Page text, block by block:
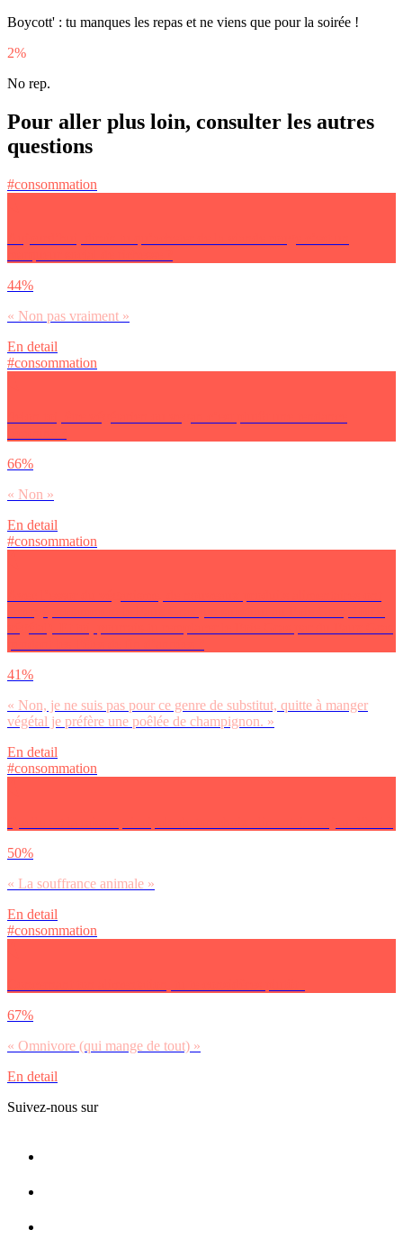
Boycott' : tu manques les repas et ne viens que pour la soirée !
2%
No rep.
Pour aller plus loin, consulter les autres
questions
#consommation
44%
« Non pas vraiment »
En detail
#consommation
66%
« Non »
En detail
#consommation
41%
« Non, je ne suis pas pour ce genre de substitut, quitte à manger
végétal je préfère une poêlée de champignon. »
En detail
#consommation
50%
« La souffrance animale »
En detail
#consommation
67%
« Omnivore (qui mange de tout) »
En detail
Suivez-nous sur